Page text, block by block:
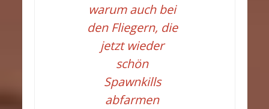
warum auch bei
den Fliegern, die
jetzt wieder
schön
Spawnkills
abfarmen